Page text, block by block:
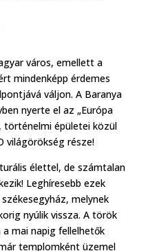
város, emellett a
mindenképp érdemes
váljon. A Baranya
nyerte el az „Európa
történelmi épületei közül
világörökség része!
élettel, de számtalan
Leghíresebb ezek
melynek
nyúlik vissza. A török
mai napig fellelhetők
templomként üzemel